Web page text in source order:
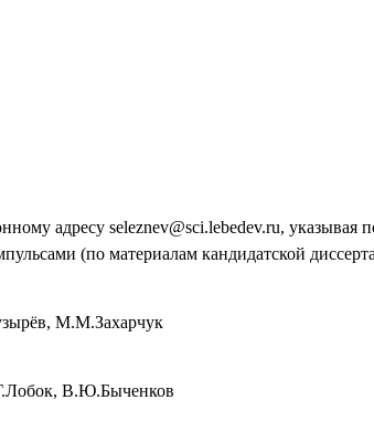
адресу seleznev@sci.lebedev.ru,
(по материалам кандидатской
М.М.Захарчук
В.Ю.Быченков